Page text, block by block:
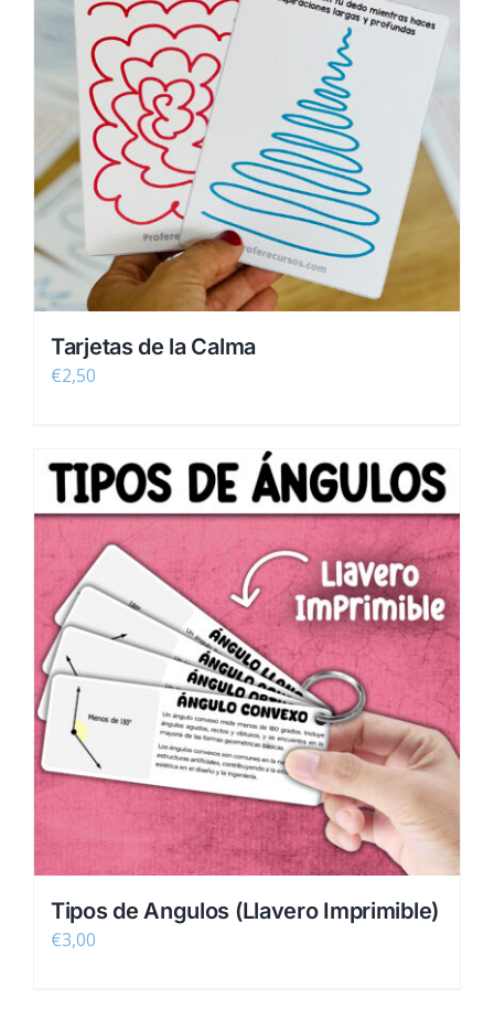
Tarjetas de la Calma
€2,50
Tipos de Angulos (Llavero Imprimible)
€3,00